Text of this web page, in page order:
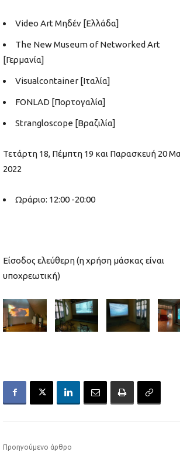
Video Art Μηδέν [Ελλάδα]
The New Museum of Networked Art
[Γερμανία]
Visualcontainer [Ιταλία]
FONLAD [Πορτογαλία]
Strangloscope [Βραζιλία]
Τετάρτη 18, Πέμπτη 19 και Παρασκευή 20
2022
Ωράριο: 12:00 -20:00
Είσοδος ελεύθερη (η χρήση μάσκας είναι
υποχρεωτική)
Προηγούμενο άρθρο